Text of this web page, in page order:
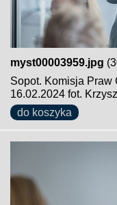
myst00003959.jpg
Sopot. Komisja Praw
16.02.2024 fot.
do koszyka